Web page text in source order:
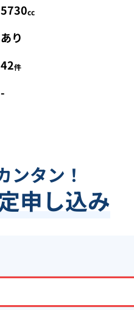
5730cc
あり
42件
-
ンタン！
申し込み